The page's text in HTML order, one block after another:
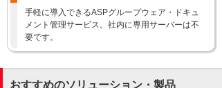
手軽に導入できるASPグループウェア・ドキュ
メント管理サービス。社内に専用サーバーは不
要です。
おすすめのソリューション・製品